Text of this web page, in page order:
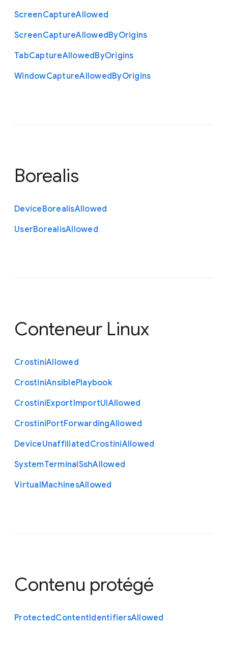
ScreenCaptureAllowed
ScreenCaptureAllowedByOrigins
TabCaptureAllowedByOrigins
WindowCaptureAllowedByOrigins
Borealis
DeviceBorealisAllowed
UserBorealisAllowed
Conteneur Linux
CrostiniAllowed
CrostiniAnsiblePlaybook
CrostiniExportImportUIAllowed
CrostiniPortForwardingAllowed
DeviceUnaffiliatedCrostiniAllowed
SystemTerminalSshAllowed
VirtualMachinesAllowed
Contenu protégé
ProtectedContentIdentifiersAllowed